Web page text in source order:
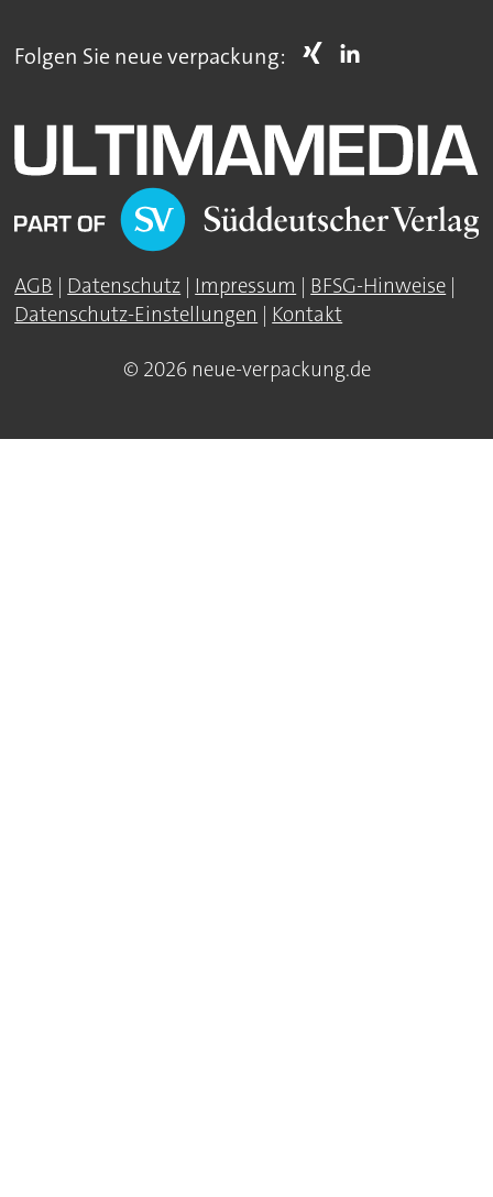
Folgen Sie neue verpackung:
AGB | Datenschutz | Impressum | BFSG-Hinweise |
Datenschutz-Einstellungen | Kontakt
© 2026 neue-verpackung.de